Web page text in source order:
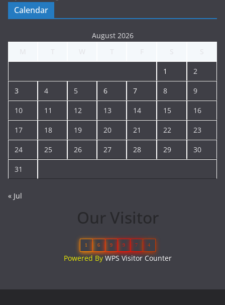
Calendar
August 2026
1 2
3 4 5 6 7 8 9
10 11 12 13 14 15 16
17 18 19 20 21 22 23
24 25 26 27 28 29 30
31
« Jul
Our Visitor
1 6 9 9 7 4
Powered ByWPS Visitor Counter